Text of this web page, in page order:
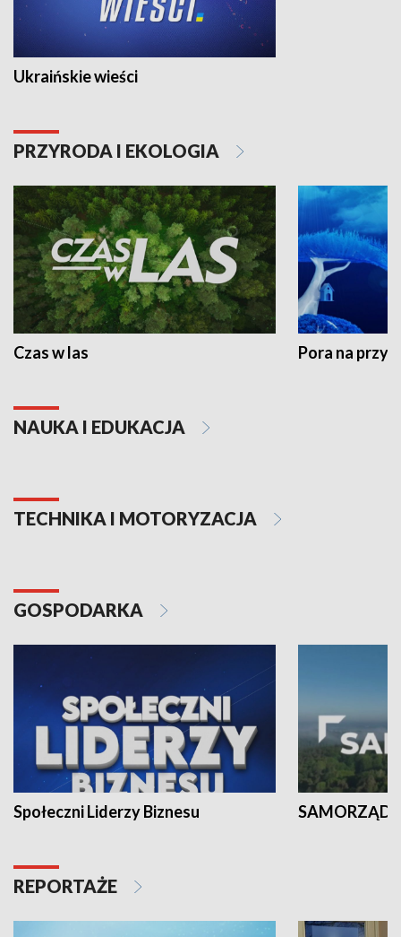
Ukraińskie wieści
PRZYRODA I EKOLOGIA
Czas w las Pora na
NAUKA I EDUKACJA
TECHNIKA I MOTORYZACJA
GOSPODARKA
Społeczni Liderzy Biznesu SAMORZĄD
REPORTAŻE